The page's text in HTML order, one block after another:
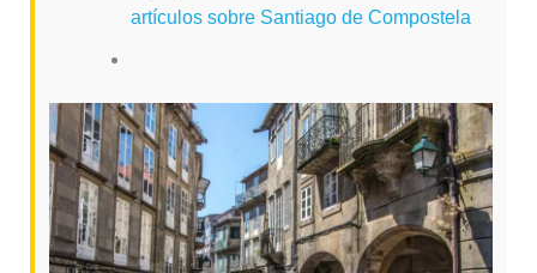
artículos sobre Santiago de Compostela